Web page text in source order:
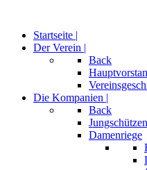
Startseite |
Der Verein |
Back
Die Kompanien |
Back
Jungschützen
Damenriege